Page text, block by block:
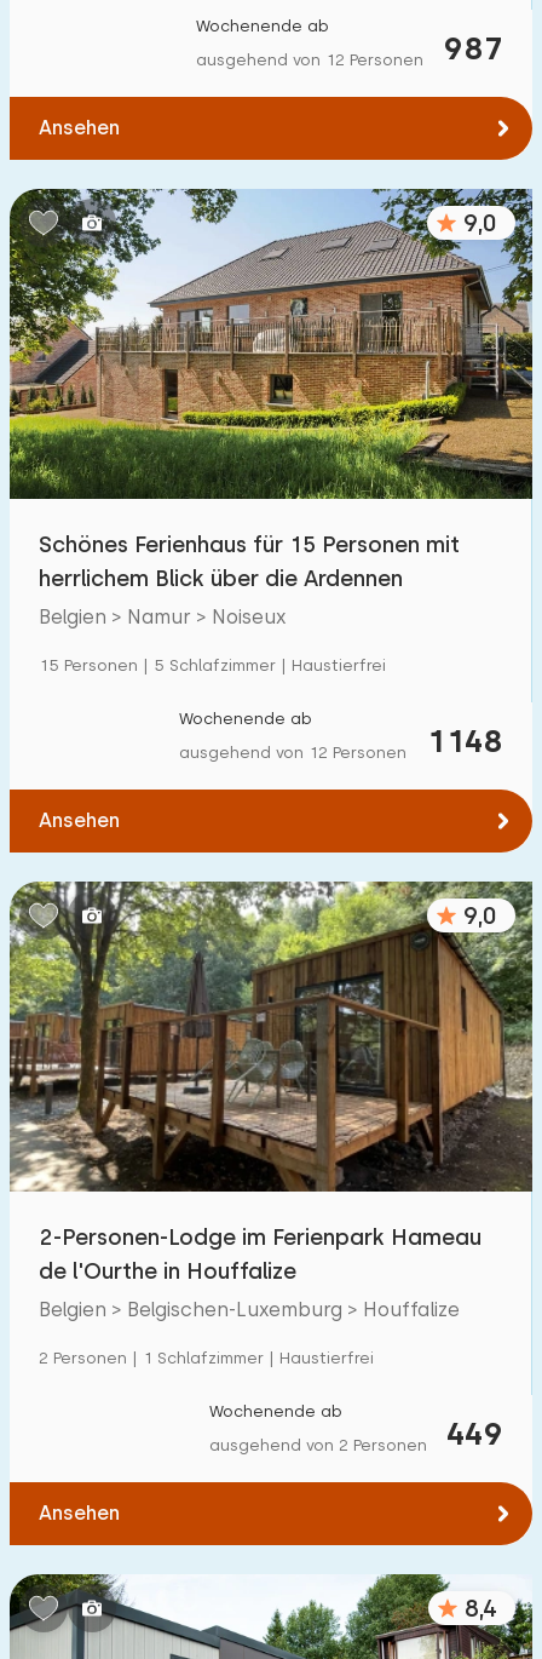
987
Wochenende ab
ausgehend von 12 Personen
Ansehen
9,0
Schönes Ferienhaus für 15 Personen mit
herrlichem Blick über die Ardennen
Belgien > Namur > Noiseux
15 Personen | 5 Schlafzimmer | Haustierfrei
1148
Wochenende ab
ausgehend von 12 Personen
Ansehen
9,0
2-Personen-Lodge im Ferienpark Hameau
de l'Ourthe in Houffalize
Belgien > Belgischen-Luxemburg > Houffalize
2 Personen | 1 Schlafzimmer | Haustierfrei
449
Wochenende ab
ausgehend von 2 Personen
Ansehen
8,4